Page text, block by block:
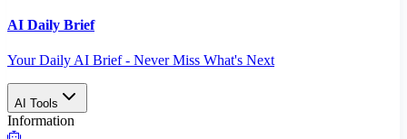
AI Daily Brief
Your Daily AI Brief - Never Miss What's Next
AI Tools
Information